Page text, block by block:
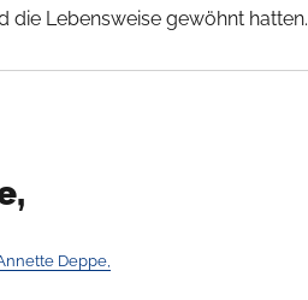
die Lebensweise gewöhnt hatten.
Deppe,